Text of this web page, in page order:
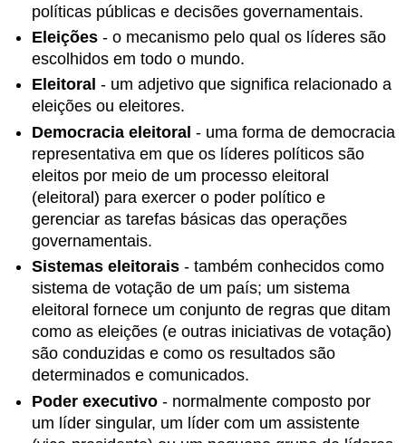
Perguntas
de
revisão
de
pensamento
Sugestões
para
estudos
adicionais
Websites
Diários
Livros
políticas públicas e decisões governamentais.
Eleições - o mecanismo pelo qual os líderes são
escolhidos em todo o mundo.
Eleitoral - um adjetivo que significa relacionado a
eleições ou eleitores.
Democracia eleitoral - uma forma de democracia
representativa em que os líderes políticos são
eleitos por meio de um processo eleitoral
(eleitoral) para exercer o poder político e
gerenciar as tarefas básicas das operações
governamentais.
Sistemas eleitorais - também conhecidos como
sistema de votação de um país; um sistema
eleitoral fornece um conjunto de regras que ditam
como as eleições (e outras iniciativas de votação)
são conduzidas e como os resultados são
determinados e comunicados.
Poder executivo - normalmente composto por
um líder singular, um líder com um assistente